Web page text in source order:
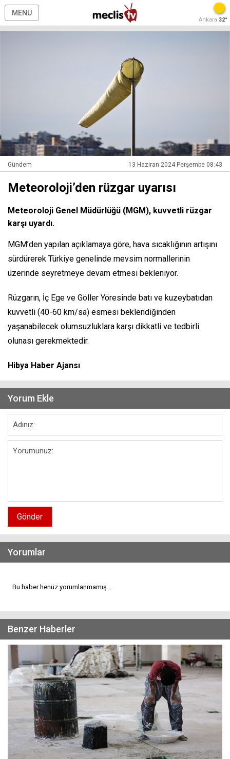
MENÜ
Ankara 32°
Gündem 13 Haziran 2024 Perşembe 08:43
Meteoroloji’den rüzgar uyarısı
Meteoroloji Genel Müdürlüğü (MGM), kuvvetli rüzgar
karşı uyardı.
MGM’den yapılan açıklamaya göre, hava sıcaklığının artışını
sürdürerek Türkiye genelinde mevsim normallerinin
üzerinde seyretmeye devam etmesi bekleniyor.
Rüzgarın, İç Ege ve Göller Yöresinde batı ve kuzeybatıdan
kuvvetli (40-60 km/sa) esmesi beklendiğinden
yaşanabilecek olumsuzluklara karşı dikkatli ve tedbirli
olunası gerekmektedir.
Hibya Haber Ajansı
Yorum Ekle
Gönder
Yorumlar
Bu haber henüz yorumlanmamış...
Benzer Haberler